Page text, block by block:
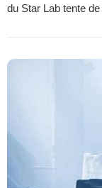
du Star Lab tente